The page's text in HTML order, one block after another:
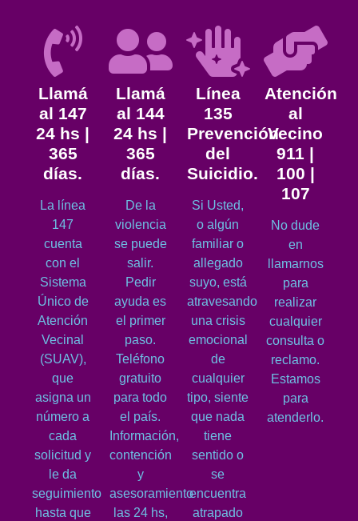
Llamá
al 147
24 hs |
365
días.
La línea
147
cuenta
con el
Sistema
Único de
Atención
Vecinal
(SUAV),
que
asigna un
número a
cada
solicitud y
le da
seguimiento
hasta que
Llamá
al 144
24 hs |
365
días.
De la
violencia
se puede
salir.
Pedir
ayuda es
el primer
paso.
Teléfono
gratuito
para todo
el país.
Información,
contención
y
asesoramiento
las 24 hs,
Línea
135
Prevención
del
Suicidio.
Si Usted,
o algún
familiar o
allegado
suyo, está
atravesando
una crisis
emocional
de
cualquier
tipo, siente
que nada
tiene
sentido o
se
encuentra
atrapado
Atención
al
Vecino
911 |
100 |
107
No dude
en
llamarnos
para
realizar
cualquier
consulta o
reclamo.
Estamos
para
atenderlo.